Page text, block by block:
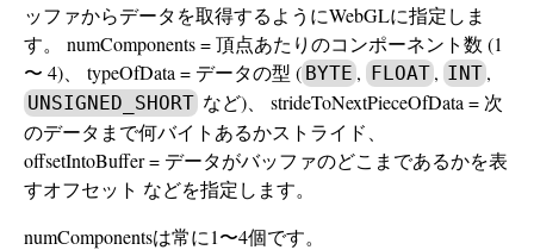
ッファからデータを取得するようにWebGLに指定しま
す。 numComponents = 頂点あたりのコンポーネント数 (1
〜 4)、 typeOfData = データの型 ( BYTE , FLOAT, INT ,
UNSIGNED_SHORT など)、 strideToNextPieceOfData = 次
のデータまで何バイトあるかストライド、
offsetIntoBuffer = データがバッファのどこまであるかを表
すオフセット などを指定します。
numComponentsは常に1〜4個です。